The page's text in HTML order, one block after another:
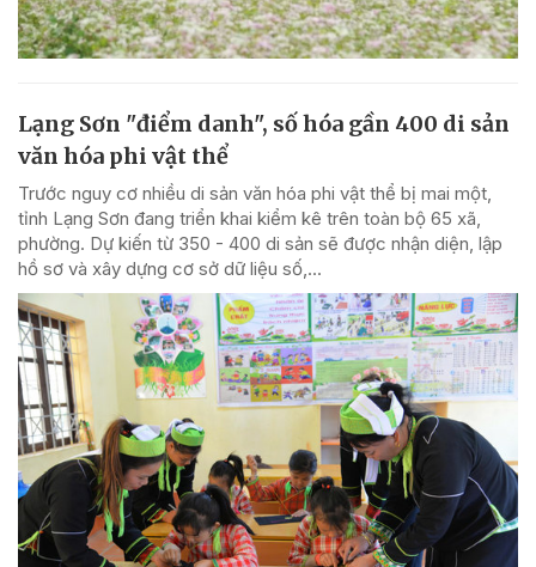
Lạng Sơn "điểm danh", số hóa gần 400 di sản
văn hóa phi vật thể
Trước nguy cơ nhiều di sản văn hóa phi vật thể bị mai một,
tỉnh Lạng Sơn đang triển khai kiểm kê trên toàn bộ 65 xã,
phường. Dự kiến từ 350 - 400 di sản sẽ được nhận diện, lập
hồ sơ và xây dựng cơ sở dữ liệu số,...